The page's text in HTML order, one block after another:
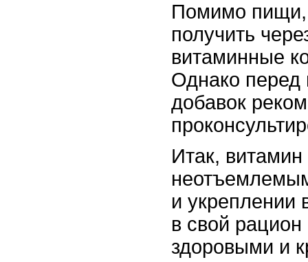
Помимо
получить
витаминные
Однако
добавок
Итак,
и укреплении
в свой
здоровыми и